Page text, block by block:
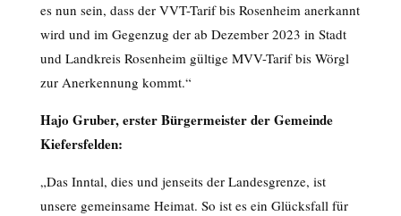
es nun sein, dass der VVT-Tarif bis Rosenheim anerkannt
wird und im Gegenzug der ab Dezember 2023 in Stadt
und Landkreis Rosenheim gültige MVV-Tarif bis Wörgl
zur Anerkennung kommt.“
Hajo Gruber, erster Bürgermeister der Gemeinde
Kiefersfelden:
„Das Inntal, dies und jenseits der Landesgrenze, ist
unsere gemeinsame Heimat. So ist es ein Glücksfall für